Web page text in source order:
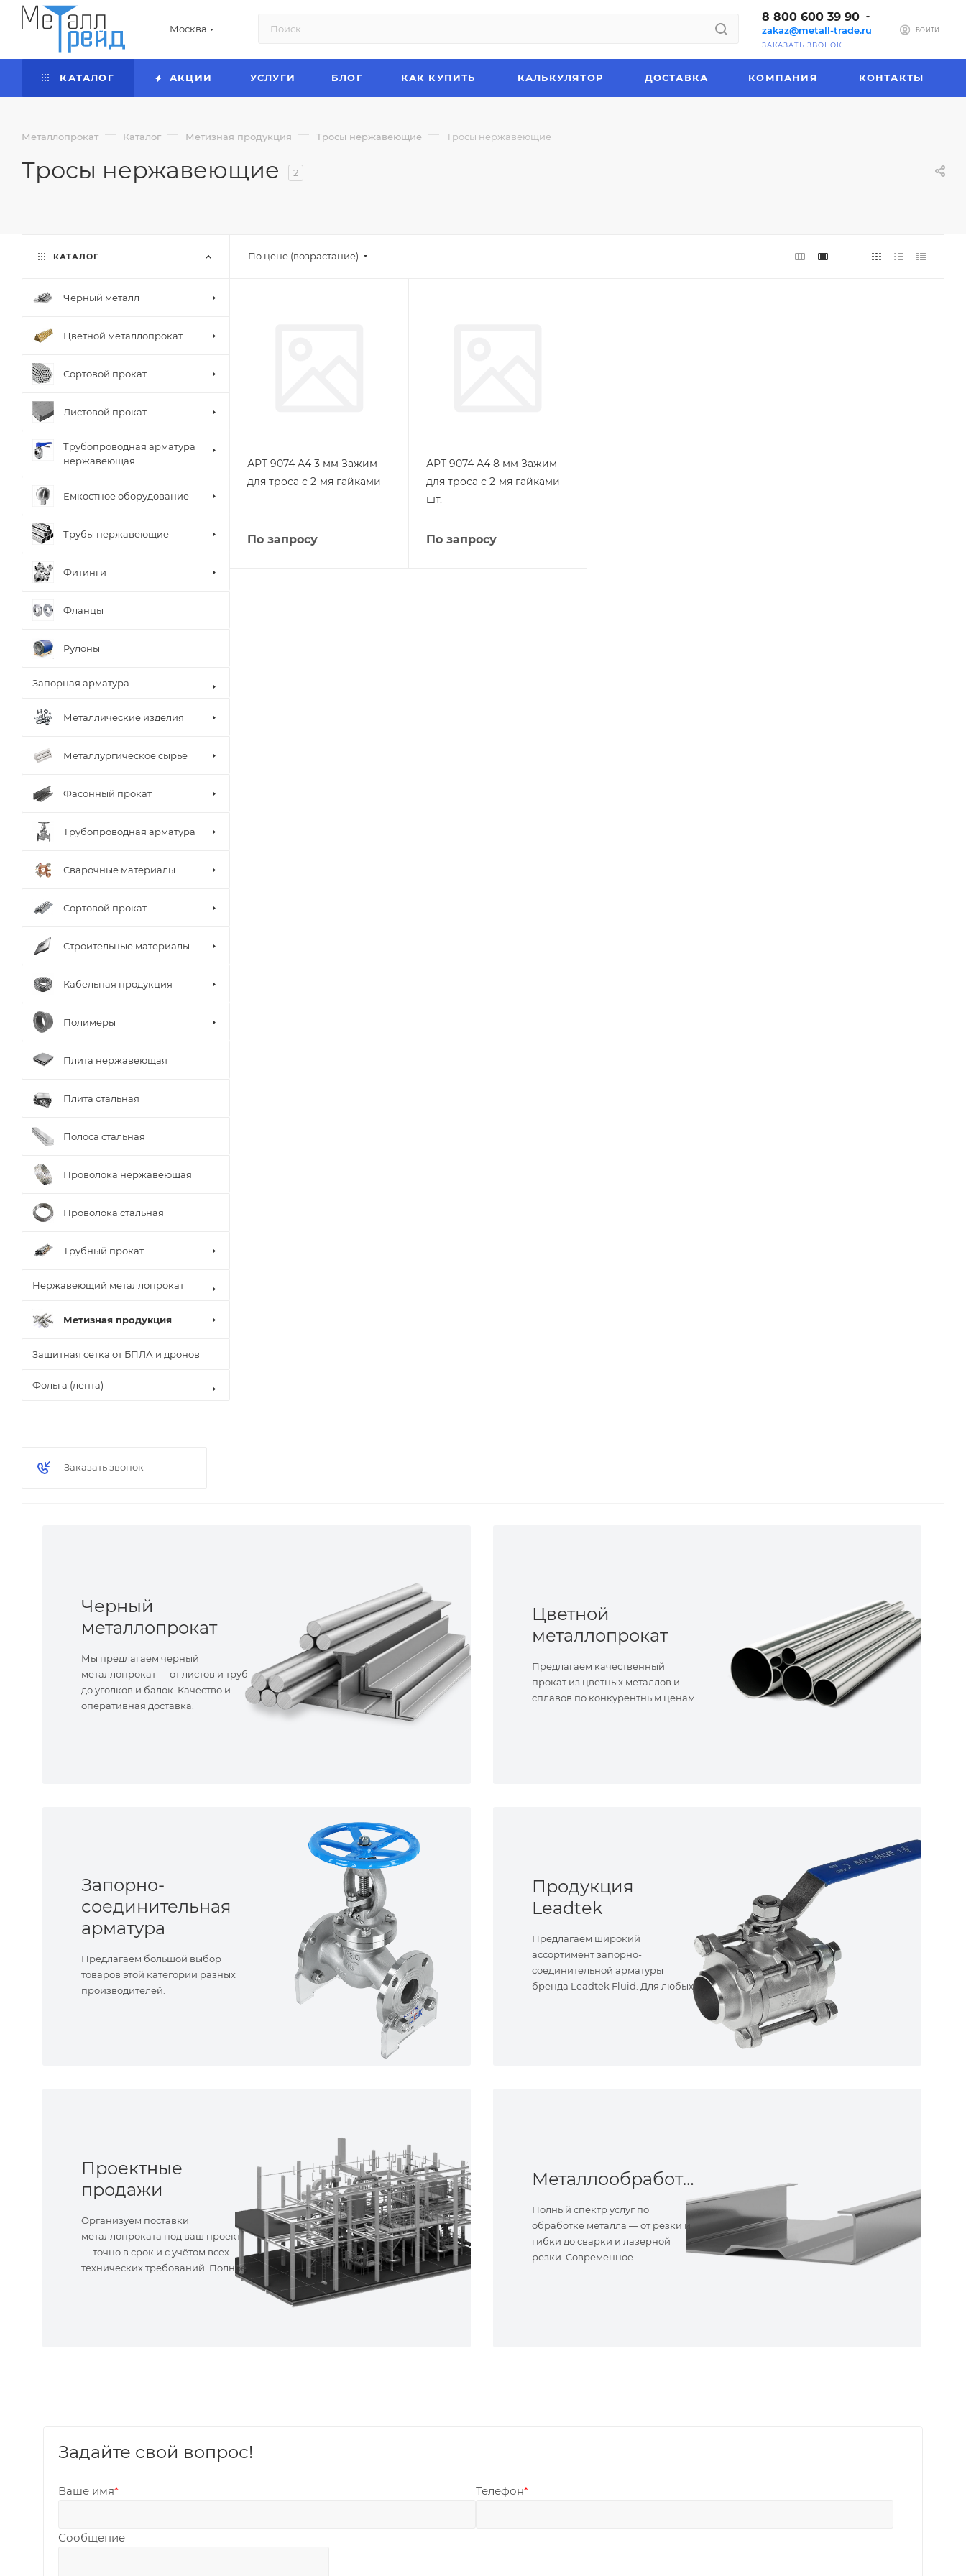
Москва
8 800 600 39 90
zakaz@metall-trade.ru
ЗАКАЗАТЬ ЗВОНОК
ВОЙТИ
КАТАЛОГ АКЦИИ УСЛУГИ БЛОГ КАК КУПИТЬ КАЛЬКУЛЯТОР ДОСТАВКА КОМПАНИЯ КОНТАКТЫ
Металлопрокат — Каталог — Метизная продукция — Тросы нержавеющие — Тросы нержавеющие
Тросы нержавеющие 2
По цене (возрастание)
АРТ 9074 А4 3 мм Зажим
для троса с 2-мя гайками
По запросу
АРТ 9074 А4 8 мм Зажим
для троса с 2-мя гайками
шт.
По запросу
КАТАЛОГ
Черный металл
Цветной металлопрокат
Сортовой прокат
Листовой прокат
Трубопроводная арматура
нержавеющая
Емкостное оборудование
Трубы нержавеющие
Фитинги
Фланцы
Рулоны
Запорная арматура
Металлические изделия
Металлургическое сырье
Фасонный прокат
Трубопроводная арматура
Сварочные материалы
Сортовой прокат
Строительные материалы
Кабельная продукция
Полимеры
Плита нержавеющая
Плита стальная
Полоса стальная
Проволока нержавеющая
Проволока стальная
Трубный прокат
Нержавеющий металлопрокат
Метизная продукция
Защитная сетка от БПЛА и дронов
Фольга (лента)
Заказать звонок
Черный
металлопрокат
Мы предлагаем черный
металлопрокат — от листов и труб
до уголков и балок. Качество и
оперативная доставка.
Цветной
металлопрокат
Предлагаем качественный
прокат из цветных металлов и
сплавов по конкурентным ценам.
Запорно-
соединительная
арматура
Предлагаем большой выбор
товаров этой категории разных
производителей.
Продукция
Leadtek
Предлагаем широкий
ассортимент запорно-
соединительной арматуры
бренда Leadtek Fluid. Для любых
Проектные
продажи
Организуем поставки
металлопроката под ваш проект
— точно в срок и с учётом всех
технических требований. Полное
Металлообработка
Полный спектр услуг по
обработке металла — от резки и
гибки до сварки и лазерной
резки. Современное
Задайте свой вопрос!
Ваше имя* Телефон*
Сообщение